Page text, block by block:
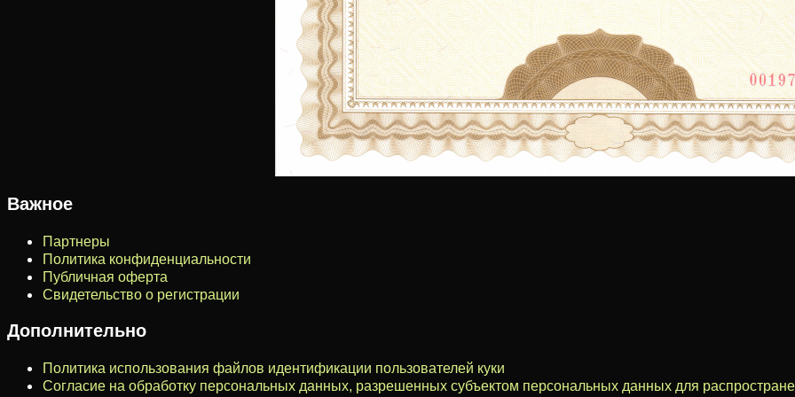
Важное
Партнеры
Политика конфиденциальности
Публичная оферта
Свидетельство о регистрации
Дополнительно
Политика использования файлов идентификации пользователей куки
Согласие на обработку персональных данных, разрешенных субъектом персональных данных для